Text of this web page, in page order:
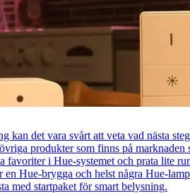
kan det vara svårt att veta vad nästa
produkter som finns på marknaden
favoriter i Hue-systemet och prata lite
en Hue-brygga och helst några Hue-
med startpaket för smart belysning.